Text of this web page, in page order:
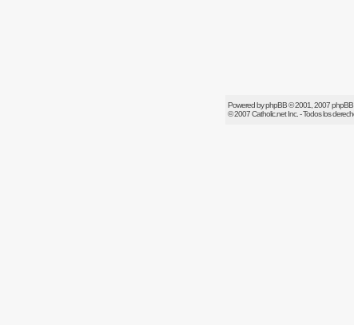
Powered byphpBB© 2001, 2007
© 2007Catholic.netInc. - Todos los